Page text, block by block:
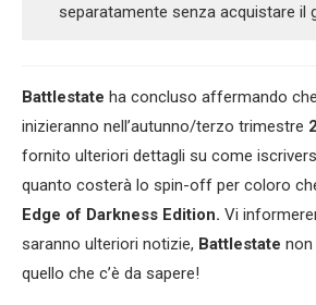
separatamente senza acquistare il
Battlestate ha concluso affermando
inizieranno nell’autunno/terzo trimestre
fornito ulteriori dettagli su come
quanto costerà lo spin-off per coloro
Edge of Darkness Edition. Vi
saranno ulteriori notizie, Battlestate
quello che c’è da sapere!